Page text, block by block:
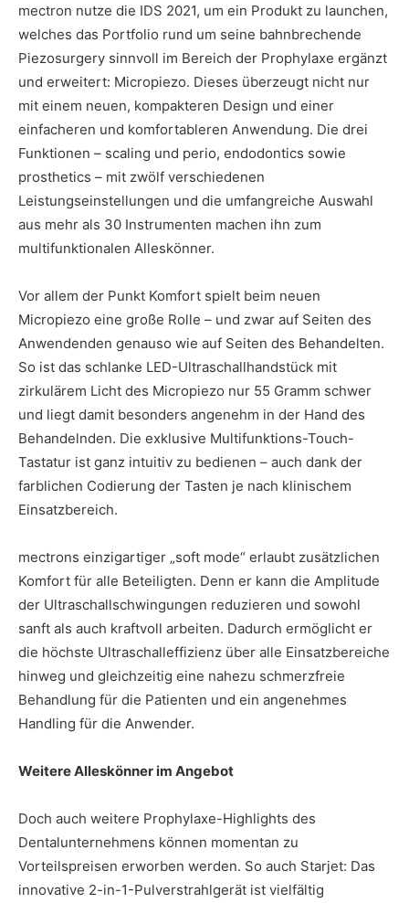
mectron nutze die IDS 2021, um ein Produkt zu launchen,
welches das Portfolio rund um seine bahnbrechende
Piezosurgery sinnvoll im Bereich der Prophylaxe ergänzt
und erweitert: Micropiezo. Dieses überzeugt nicht nur
mit einem neuen, kompakteren Design und einer
einfacheren und komfortableren Anwendung. Die drei
Funktionen – scaling und perio, endodontics sowie
prosthetics – mit zwölf verschiedenen
Leistungseinstellungen und die umfangreiche Auswahl
aus mehr als 30 Instrumenten machen ihn zum
multifunktionalen Alleskönner.
Vor allem der Punkt Komfort spielt beim neuen
Micropiezo eine große Rolle – und zwar auf Seiten des
Anwendenden genauso wie auf Seiten des Behandelten.
So ist das schlanke LED-Ultraschallhandstück mit
zirkulärem Licht des Micropiezo nur 55 Gramm schwer
und liegt damit besonders angenehm in der Hand des
Behandelnden. Die exklusive Multifunktions-Touch-
Tastatur ist ganz intuitiv zu bedienen – auch dank der
farblichen Codierung der Tasten je nach klinischem
Einsatzbereich.
mectrons einzigartiger „soft mode“ erlaubt zusätzlichen
Komfort für alle Beteiligten. Denn er kann die Amplitude
der Ultraschallschwingungen reduzieren und sowohl
sanft als auch kraftvoll arbeiten. Dadurch ermöglicht er
die höchste Ultraschalleffizienz über alle Einsatzbereiche
hinweg und gleichzeitig eine nahezu schmerzfreie
Behandlung für die Patienten und ein angenehmes
Handling für die Anwender.
Weitere Alleskönner im Angebot
Doch auch weitere Prophylaxe-Highlights des
Dentalunternehmens können momentan zu
Vorteilspreisen erworben werden. So auch Starjet: Das
innovative 2-in-1-Pulverstrahlgerät ist vielfältig